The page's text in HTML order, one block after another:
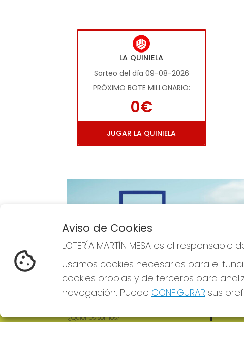
LA QUINIELA
Sorteo del día 09-08-2026
PRÓXIMO BOTE MILLONARIO:
0€
JUGAR LA QUINIELA
Imagen anterior
LOTERÍA MARTÍN MESA
¿Quiénes somos?
REDES
Aviso de Cookies
LOTERÍA MARTÍN MESA es el
Usamos cookies necesarias para el
cookies propias y de terceros para
navegación. Puede CONFIGURAR sus